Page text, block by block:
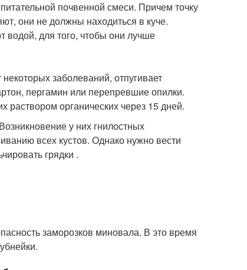
почвенной смеси. Причем точку
они не должны находиться в куче.
водой, для того, чтобы они лучше
заболеваний, отпугивает
пергамин или перепревшие опилки.
раствором органических через 15 дней.
у них гнилостных
всех кустов. Однако нужно вести
грядки .
заморозков миновала. В это время